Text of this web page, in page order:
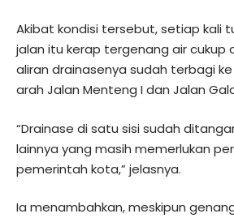
Akibat kondisi tersebut, setiap kali
jalan itu kerap tergenang air cukup
aliran drainasenya sudah terbagi ke
arah Jalan Menteng I dan Jalan
“Drainase di satu sisi sudah
lainnya yang masih memerlukan
pemerintah kota,” jelasnya.
Ia menambahkan, meskipun